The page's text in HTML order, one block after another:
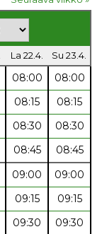
La 22.4. Su 23.4.
08:00
08:00
08:15
08:15
08:30
08:30
08:45
08:45
09:00
09:00
09:15
09:15
09:30
09:30